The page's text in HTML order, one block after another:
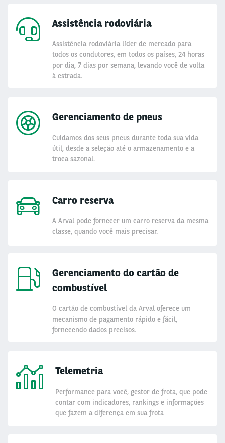
Assistência rodoviária
Assistência rodoviária líder de mercado para
todos os condutores, em todos os países, 24 horas
por dia, 7 dias por semana, levando você de volta
à estrada.
Gerenciamento de pneus
Cuidamos dos seus pneus durante toda sua vida
útil, desde a seleção até o armazenamento e a
troca sazonal.
Carro reserva
A Arval pode fornecer um carro reserva da mesma
classe, quando você mais precisar.
Gerenciamento do cartão de
combustível
O cartão de combustível da Arval oferece um
mecanismo de pagamento rápido e fácil,
fornecendo dados precisos.
Telemetria
Performance para você, gestor de frota, que pode
contar com indicadores, rankings e informações
que fazem a diferença em sua frota